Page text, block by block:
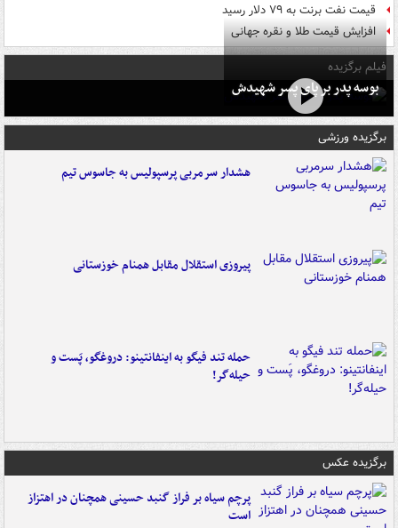
قیمت نفت برنت به ۷۹ دلار رسید
افزایش قیمت طلا و نقره جهانی
فیلم برگزیده
بوسه‌ پدر بر پای پسر شهیدش
برگزیده ورزشی
هشدار سرمربی پرسپولیس به جاسوس تیم
پیروزی استقلال مقابل همنام خوزستانی
حمله تند فیگو به اینفانتینو: دروغگو، پَست‌ و
حیله‌گر!
برگزیده عکس
پرچم سیاه بر فراز گنبد حسینی همچنان در اهتزاز
است